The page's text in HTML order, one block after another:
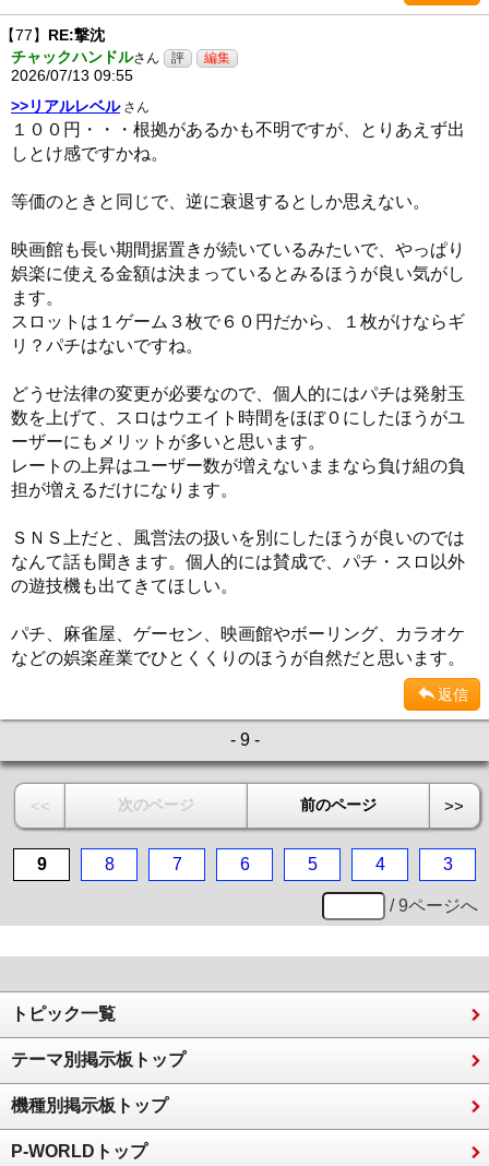
【77】 RE:撃沈
チャックハンドルさん
2026/07/13 09:55
>>リアルレベルさん
１００円・・・根拠があるかも不明ですが、とりあえず出
しとけ感ですかね。
等価のときと同じで、逆に衰退するとしか思えない。
映画館も長い期間据置きが続いているみたいで、やっぱり
娯楽に使える金額は決まっているとみるほうが良い気がし
ます。
スロットは１ゲーム３枚で６０円だから、１枚がけならギ
リ？パチはないですね。
どうせ法律の変更が必要なので、個人的にはパチは発射玉
数を上げて、スロはウエイト時間をほぼ０にしたほうがユ
ーザーにもメリットが多いと思います。
レートの上昇はユーザー数が増えないままなら負け組の負
担が増えるだけになります。
ＳＮＳ上だと、風営法の扱いを別にしたほうが良いのでは
なんて話も聞きます。個人的には賛成で、パチ・スロ以外
の遊技機も出てきてほしい。
パチ、麻雀屋、ゲーセン、映画館やボーリング、カラオケ
などの娯楽産業でひとくくりのほうが自然だと思います。
返信
- 9 -
<< 次のページ 前のページ >>
9 8 7 6 5 4 3
/ 9ページへ
トピック一覧
テーマ別掲示板トップ
機種別掲示板トップ
P-WORLDトップ